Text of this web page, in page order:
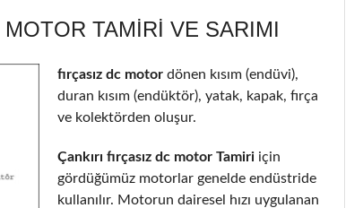
TAMIRI VE SARIMI
fırçasız dc motor dönen kısım (endüvi),
duran kısım (endüktör), yatak, kapak, fırça
ve kolektörden oluşur.
Çankırı fırçasız dc motor Tamiri için
gördüğümüz motorlar genelde endüstride
kullanılır. Motorun dairesel hızı uygulanan